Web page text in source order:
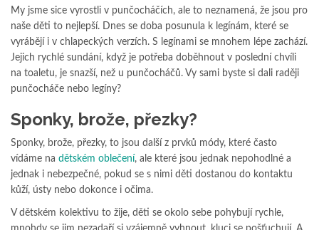
My jsme sice vyrostli v punčocháčích, ale to neznamená, že jsou pro
naše děti to nejlepší. Dnes se doba posunula k legínám, které se
vyrábějí i v chlapeckých verzích. S legínami se mnohem lépe zachází.
Jejich rychlé sundání, když je potřeba doběhnout v poslední chvíli
na toaletu, je snazší, než u punčocháčů. Vy sami byste si dali raději
punčocháče nebo legíny?
Sponky, brože, přezky?
Sponky, brože, přezky, to jsou další z prvků módy, které často
vídáme na dětském oblečení, ale které jsou jednak nepohodlné a
jednak i nebezpečné, pokud se s nimi děti dostanou do kontaktu
kůží, ústy nebo dokonce i očima.
V dětském kolektivu to žije, děti se okolo sebe pohybují rychle,